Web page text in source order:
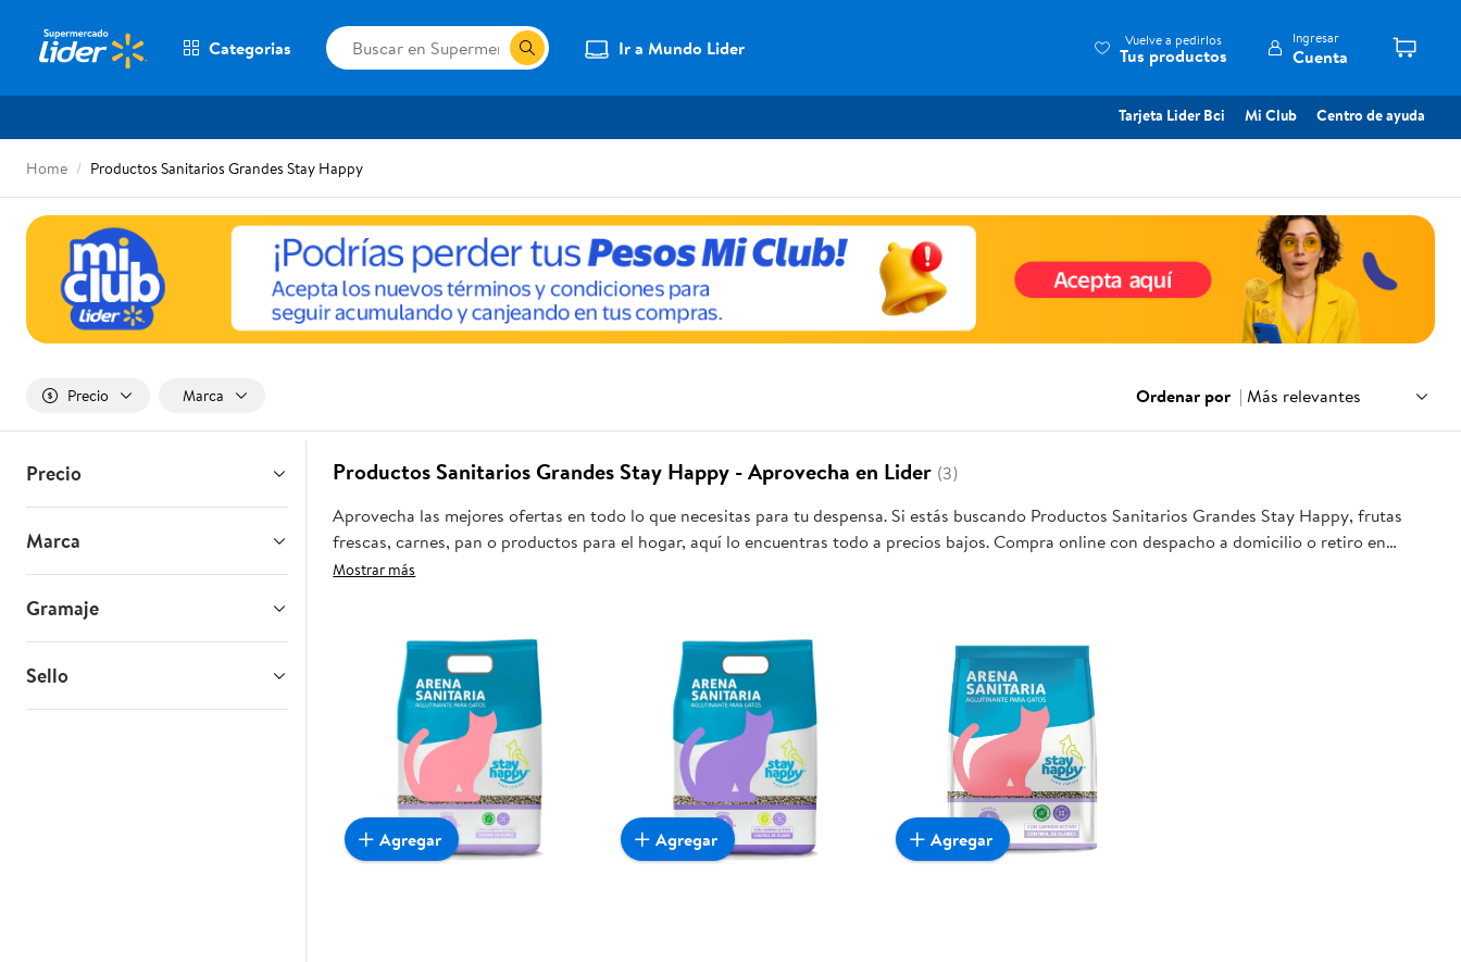
Categorias Ir a Mundo Lider Vuelve a pedirlos
Tus productos
Ingresar
Cuenta
Tarjeta Lider Bci Mi Club Centro de ayuda
Home Productos Sanitarios Grandes Stay Happy
Precio Marca Ordenar por | Más relevantes
Precio
Marca
Gramaje
Sello
Productos Sanitarios Grandes Stay Happy - Aprovecha en Lider (3)
Aprovecha las mejores ofertas en todo lo que necesitas para tu despensa. Si estás buscando Productos Sanitarios Grandes Stay Happy, frutas
frescas, carnes, pan o productos para el hogar, aquí lo encuentras todo a precios bajos. Compra online con despacho a domicilio o retiro en
tienda, y haz que esta oportunidad sea realmente conveniente para ti y tu familia.
Mostrar más
Agregar Agregar Agregar